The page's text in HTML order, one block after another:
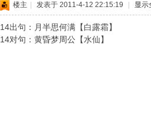
楼主 发表于 2011-4-12 22:15:19 显示
14出句：月半思何满【白露霜】
14对句：黄昏梦周公【水仙】